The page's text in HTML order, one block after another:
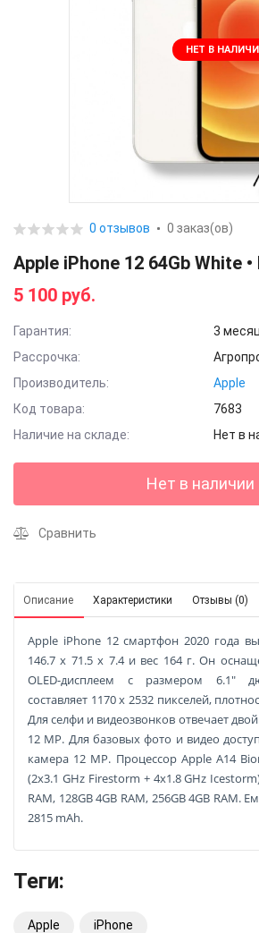
НЕТ В
0 отзывов 0 заказ(ов)
Apple iPhone 12 64Gb White
5 100 руб.
Гарантия:
3
Рассрочка:
Производитель:
Apple
Код товара:
7683
Наличие на складе:
Нет в
Нет в наличии
Сравнить
Описание Характеристики Отзывы (0)
Apple iPhone 12 смартфон 2020 года
146.7 x 71.5 x 7.4 и вес 164 г. Он
OLED-дисплеем с размером 6.1"
составляет 1170 x 2532 пикселей,
Для селфи и видеозвонков отвечает
12 MP. Для базовых фото и видео
камера 12 MP. Процессор Apple A14
(2x3.1 GHz Firestorm + 4x1.8 GHz
RAM, 128GB 4GB RAM, 256GB 4GB RAM.
2815 mAh.
Теги:
Apple iPhone